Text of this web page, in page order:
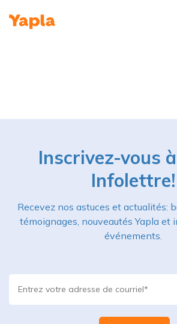
Inscrivez-vous
Infolettre!
Recevez nos astuces et actualités:
témoignages, nouveautés Yapla et
événements.